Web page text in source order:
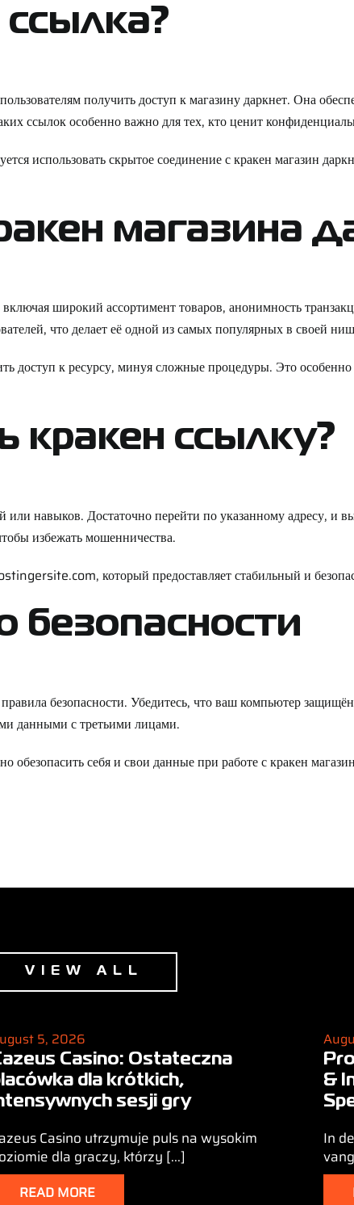
ссылка?
получить доступ к магазину даркнет. Она
ссылок особенно важно для тех, кто ценит
использоватьскрытое соединение с кракен магазин
магазина
широкий ассортимент товаров, анонимность
что делает её одной из самых популярных в своей
доступ к ресурсу, минуя сложные процедуры. Это
кракен ссылку?
навыков. Достаточно перейти по указанному адресу, и
избежать мошенничества.
, который предоставляет стабильный и
безопасности
безопасности. Убедитесь, что ваш компьютер
данными с третьими лицами.
себя и свои данные при работе с кракен
VIEW ALL
5, 2026
Casino: Ostateczna
dla krótkich,
sesji gry
Casino utrzymuje puls na wysokim
dla graczy, którzy [...]
READ MORE
&
In